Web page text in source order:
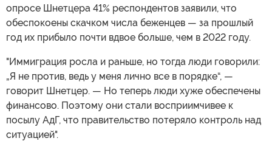
опросе Шнетцера 41% респондентов заявили, что
обеспокоены скачком числа беженцев — за прошлый
год их прибыло почти вдвое больше, чем в 2022 году.
"Иммиграция росла и раньше, но тогда люди говорили:
„Я не против, ведь у меня лично все в порядке“, —
говорит Шнетцер. — Но теперь люди хуже обеспечены
финансово. Поэтому они стали восприимчивее к
посылу АдГ, что правительство потеряло контроль над
ситуацией".